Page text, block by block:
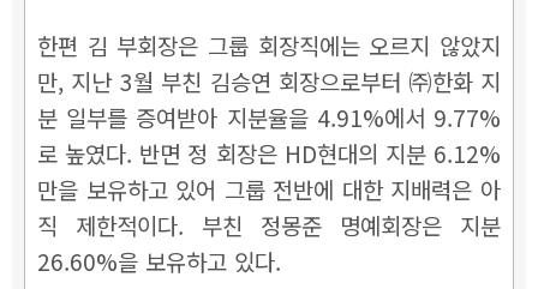
한편 김 부회장은 그룹 회장직에는 오르지 않았지
만, 지난 3월 부친 김승연 회장으로부터 ㈜한화 지
분 일부를 증여받아 지분율을 4.91%에서 9.77%
로 높였다. 반면 정 회장은 HD현대의 지분 6.12%
만을 보유하고 있어 그룹 전반에 대한 지배력은 아
직 제한적이다. 부친 정몽준 명예회장은 지분
26.60%을 보유하고 있다.